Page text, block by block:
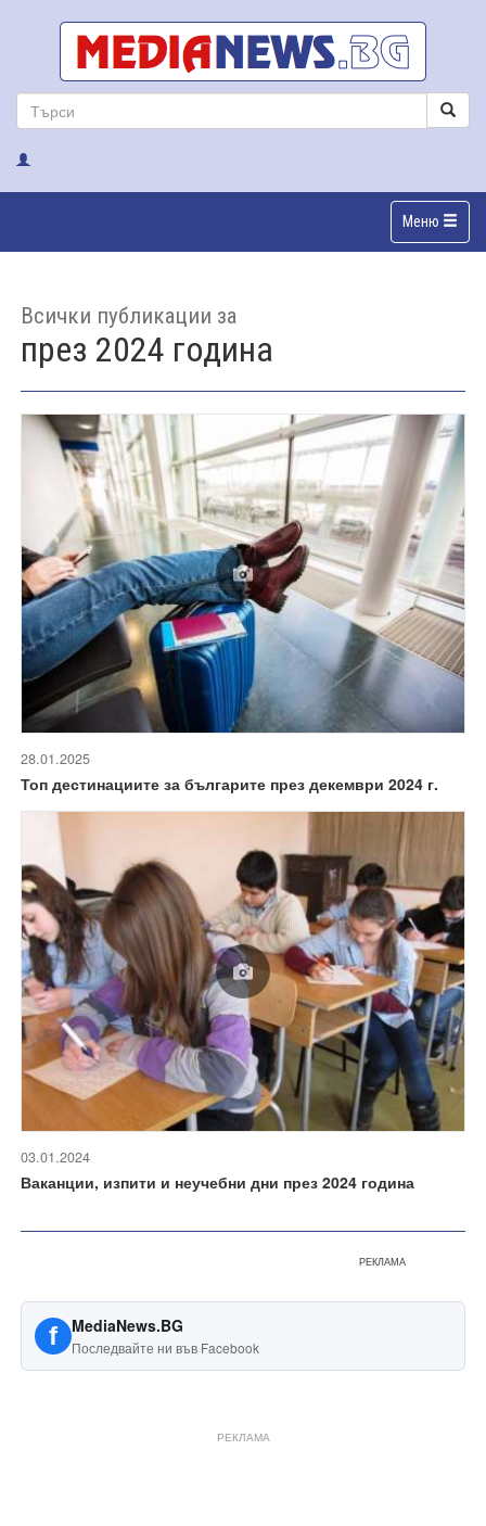
Меню
Всички публикации за
през 2024 година
28.01.2025
Топ дестинациите за българите през декември 2024 г.
03.01.2024
Ваканции, изпити и неучебни дни през 2024 година
РЕКЛАМА
f MediaNews.BG
Последвайте ни във Facebook
РЕКЛАМА